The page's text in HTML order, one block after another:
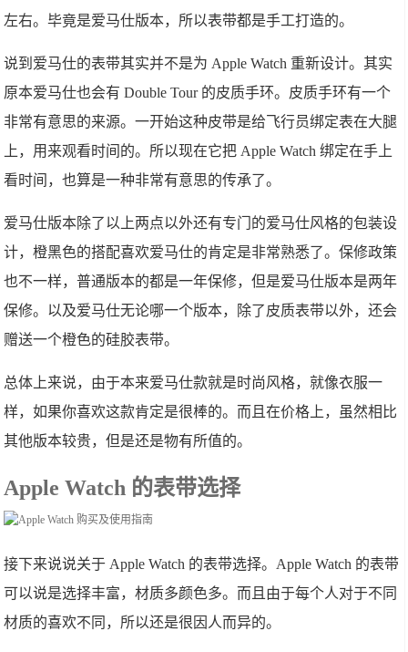
左右。毕竟是爱马仕版本，所以表带都是手工打造的。
说到爱马仕的表带其实并不是为 Apple Watch 重新设计。其实
原本爱马仕也会有 Double Tour 的皮质手环。皮质手环有一个
非常有意思的来源。一开始这种皮带是给飞行员绑定表在大腿
上，用来观看时间的。所以现在它把 Apple Watch 绑定在手上
看时间，也算是一种非常有意思的传承了。
爱马仕版本除了以上两点以外还有专门的爱马仕风格的包装设
计，橙黑色的搭配喜欢爱马仕的肯定是非常熟悉了。保修政策
也不一样，普通版本的都是一年保修，但是爱马仕版本是两年
保修。以及爱马仕无论哪一个版本，除了皮质表带以外，还会
赠送一个橙色的硅胶表带。
总体上来说，由于本来爱马仕款就是时尚风格，就像衣服一
样，如果你喜欢这款肯定是很棒的。而且在价格上，虽然相比
其他版本较贵，但是还是物有所值的。
Apple Watch 的表带选择
接下来说说关于 Apple Watch 的表带选择。Apple Watch 的表带
可以说是选择丰富，材质多颜色多。而且由于每个人对于不同
材质的喜欢不同，所以还是很因人而异的。